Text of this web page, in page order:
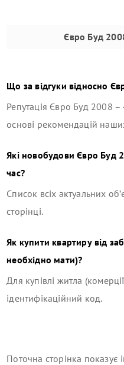
Євро Буд
Що за відгуки відносно
Репутація Євро Буд 2008 –
основі рекомендацій
Які новобудовиЄвро Буд
час?
Список всіх актуальних
сторінці.
Як купити квартиру від
необхідно мати)?
Для купівлі житла
ідентифікаційний код.
Поточна сторінка показує